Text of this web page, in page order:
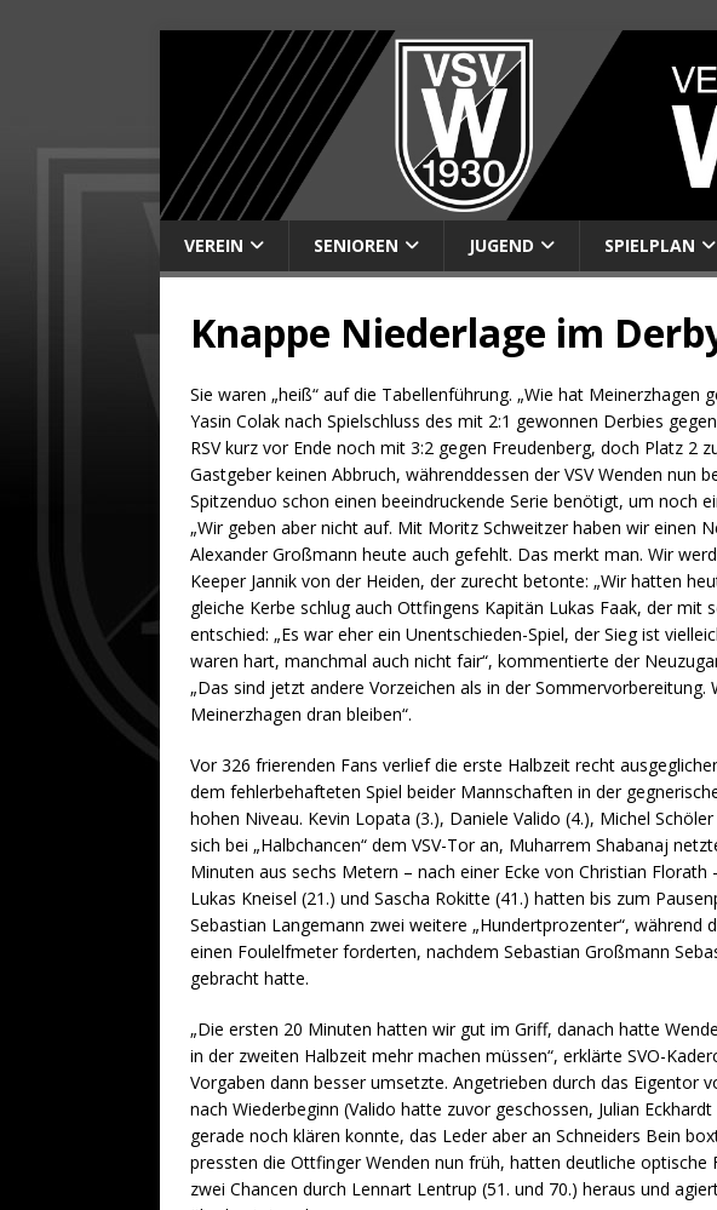
VEREIN SENIOREN JUGEND SPIELPLAN
Knappe Niederlage im
Sie waren „heiß“ auf die Tabellenführung. „Wie hat Meinerzhagen
Yasin Colak nach Spielschluss des mit 2:1 gewonnen Derbies
RSV kurz vor Ende noch mit 3:2 gegen Freudenberg, doch Platz 2
Gastgeber keinen Abbruch, währenddessen der VSV Wenden nun
Spitzenduo schon einen beeindruckende Serie benötigt, um noch
„Wir geben aber nicht auf. Mit Moritz Schweitzer haben wir einen
Alexander Großmann heute auch gefehlt. Das merkt man. Wir
Keeper Jannik von der Heiden, der zurecht betonte: „Wir hatten
gleiche Kerbe schlug auch Ottfingens Kapitän Lukas Faak, der mit
entschied: „Es war eher ein Unentschieden-Spiel, der Sieg ist
waren hart, manchmal auch nicht fair“, kommentierte der
„Das sind jetzt andere Vorzeichen als in der Sommervorbereitung.
Meinerzhagen dran bleiben“.
Vor 326 frierenden Fans verlief die erste Halbzeit recht
dem fehlerbehafteten Spiel beider Mannschaften in der
hohen Niveau. Kevin Lopata (3.), Daniele Valido (4.), Michel
sich bei „Halbchancen“ dem VSV-Tor an, Muharrem Shabanaj
Minuten aus sechs Metern – nach einer Ecke von Christian Florath
Lukas Kneisel (21.) und Sascha Rokitte (41.) hatten bis zum
Sebastian Langemann zwei weitere „Hundertprozenter“, während
einen Foulelfmeter forderten, nachdem Sebastian Großmann
gebracht hatte.
„Die ersten 20 Minuten hatten wir gut im Griff, danach hatte
in der zweiten Halbzeit mehr machen müssen“, erklärte SVO-
Vorgaben dann besser umsetzte. Angetrieben durch das Eigentor
nach Wiederbeginn (Valido hatte zuvor geschossen, Julian
gerade noch klären konnte, das Leder aber an Schneiders Bein
pressten die Ottfinger Wenden nun früh, hatten deutliche optische
zwei Chancen durch Lennart Lentrup (51. und 70.) heraus und